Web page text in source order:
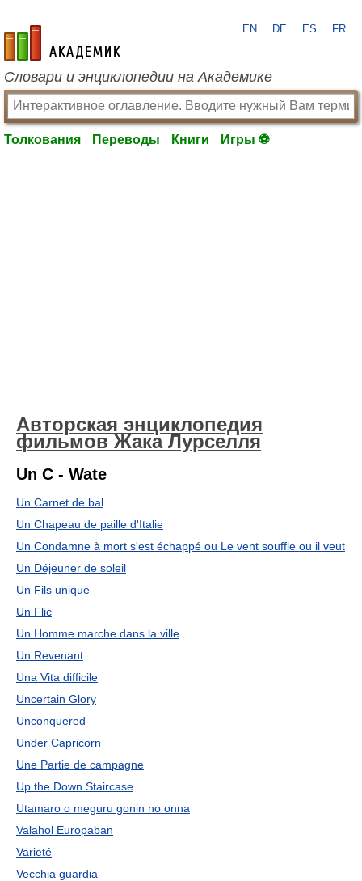
academic.ru
EN DE ES FR
Словари и энциклопедии на Академике
Толкования Переводы Книги Игры ⚽
Авторская энциклопедия
фильмов Жака Лурселля
Un C - Wate
Un Carnet de bal
Un Chapeau de paille d'Italie
Un Condamne à mort s'est échappé оu Le vent souffle ou il veut
Un Déjeuner de soleil
Un Fils unique
Un Flic
Un Homme marche dans la ville
Un Revenant
Una Vita difficile
Uncertain Glory
Unconquered
Under Capricorn
Une Partiе de campagne
Up the Down Staircase
Utamaro о meguru gonin no onna
Valahol Europaban
Varieté
Vecchia guardia